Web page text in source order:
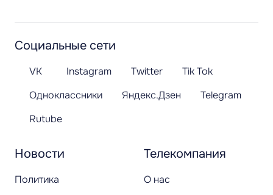
Новости
Политика
Телекомпания
О нас
Социальные сети
VK Instagram Twitter
Tik Tok
Одноклассники
Яндекс.Дзен
Telegram
Rutube